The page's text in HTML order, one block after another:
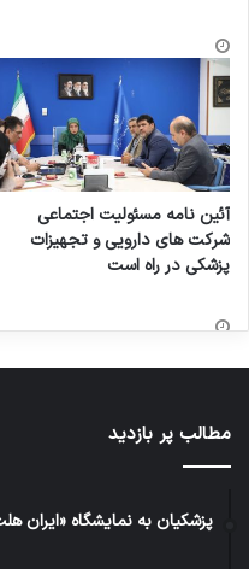
آئین نامه مسئولیت اجتماعی
شرکت های دارویی و تجهیزات
پزشکی در راه است
مطالب پر بازدید
پزشکیان به نمایشگاه «ایران